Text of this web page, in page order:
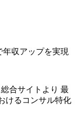
カジュアルな服
ITコンサルタン
ン企画構想 ・業
/実装 ・プライベ
よる業務効率化/
収アップを実現
合サイトより 最
けるコンサル特化